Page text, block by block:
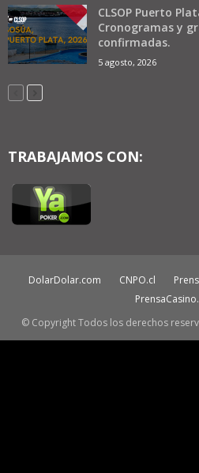
CLSOP Puerto
Cronogramas y
confirmadas.
5 agosto, 2026
TRABAJAMOS CON:
DolarDolar.com CNPO.cl
© Copyright Todos los derechos